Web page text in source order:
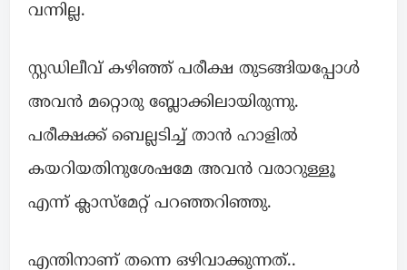
വന്നില്ല.
സ്റ്റഡിലീവ് കഴിഞ്ഞ് പരീക്ഷ തുടങ്ങിയപ്പോൾ
അവൻ മറ്റൊരു ബ്ലോക്കിലായിരുന്നു.
പരീക്ഷക്ക് ബെല്ലടിച്ച് താൻ ഹാളിൽ
കയറിയതിനുശേഷമേ അവൻ വരാറുള്ളൂ
എന്ന് ക്ലാസ്മേറ്റ് പറഞ്ഞറിഞ്ഞു.
എന്തിനാണ് തന്നെ ഒഴിവാക്കുന്നത്..